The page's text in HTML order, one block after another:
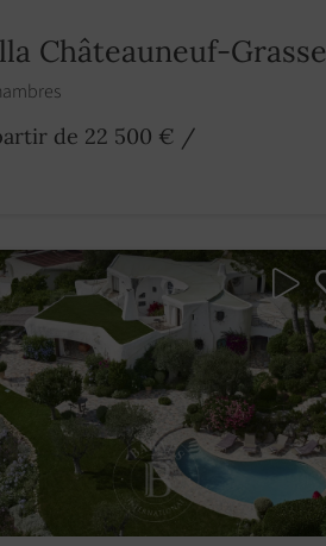
Châteauneuf-Grasse
de 22 500 € /